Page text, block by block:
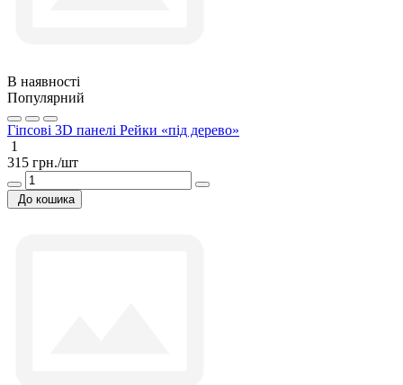
В наявності
Популярний
Гіпсові 3D панелі Рейки «під дерево»
1
315 грн./шт
До кошика